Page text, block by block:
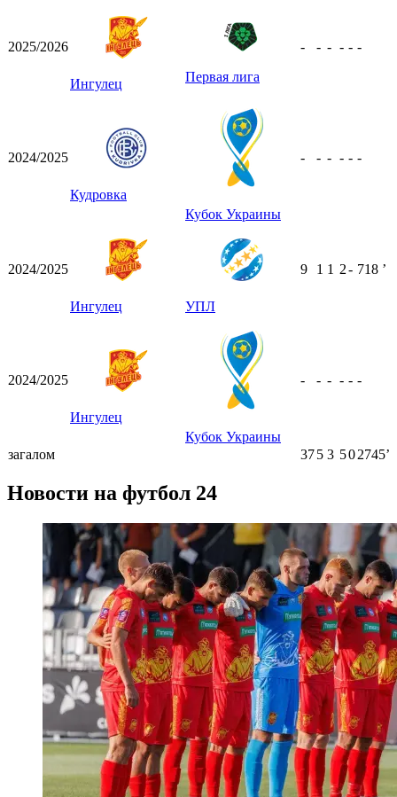
2025/2026
Ингулец Первая лига
- - - - - -
2024/2025
Кудровка
Кубок Украины
- - - - - -
2024/2025
Ингулец УПЛ
9 1 1 2- 718 ʼ
2024/2025
Ингулец
Кубок Украины
- - - - - -
загалом 375 3 502745ʼ
Новости на футбол 24